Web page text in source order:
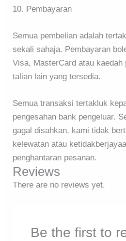
10. Pembayaran
Semua pembelian adalah
sekali sahaja. Pembayaran
Visa, MasterCard atau kaedah
talian lain yang tersedia.
Semua transaksi tertakluk
pengesahan bank pengeluar.
gagal disahkan, kami tidak
kelewatan atau
penghantaran pesanan.
Reviews
There are no reviews yet.
Be the first to